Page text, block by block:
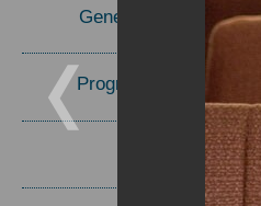
General Information
Program Committee
Topics